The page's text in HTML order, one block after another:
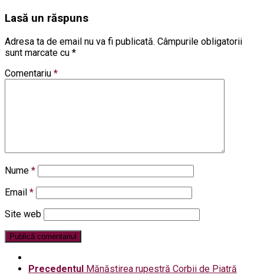
Lasă un răspuns
Adresa ta de email nu va fi publicată. Câmpurile obligatorii
sunt marcate cu *
Comentariu *
Nume *
Email *
Site web
Precedentul Mănăstirea rupestră Corbii de Piatră